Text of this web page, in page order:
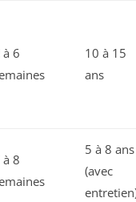
à 6
10 à 15
ans
à 8
5 à 8 ans
(avec